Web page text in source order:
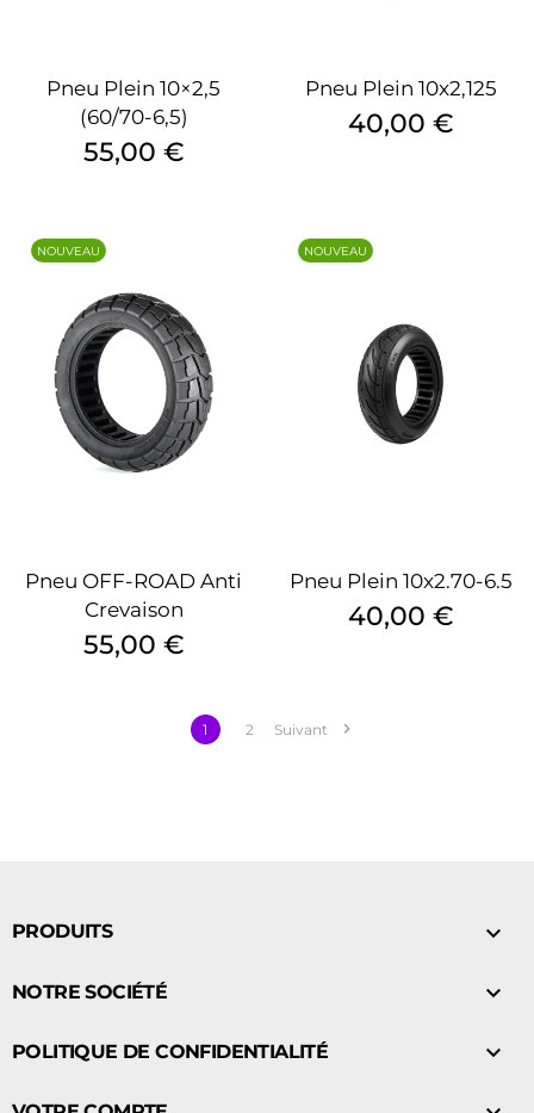
Pneu Plein 10×2,5
(60/70-6,5)
Prix
55,00 €
Pneu Plein 10x2,125
Prix
40,00 €
Pneu OFF-ROAD Anti
Crevaison
Prix
55,00 €
NOUVEAU
Pneu Plein 10x2.70-6.5
Prix
40,00 €
NOUVEAU
1 2 Suivant 
PRODUITS 
NOTRE SOCIÉTÉ 
POLITIQUE DE CONFIDENTIALITÉ 